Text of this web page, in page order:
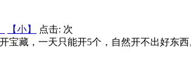
【小】 点击: 次
藏，一天只能开5个，自然开不出好东